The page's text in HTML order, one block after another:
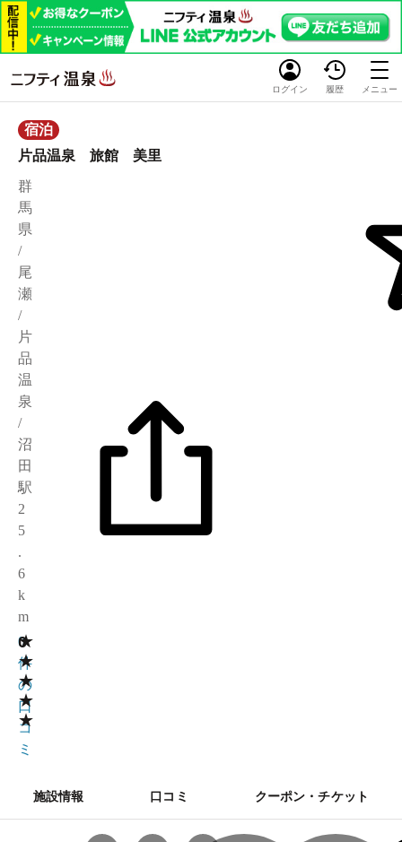
ログイン 履歴 メニュー
宿泊
片品温泉 旅館 美里
群
馬
県
/
尾
瀬
/
片
品
温
泉
/
沼
田
駅
2
5
.
6
k
m
★
★
★
★
★
0
0
件
の
口
コ
ミ
施設情報 口コミ クーポン・チケット